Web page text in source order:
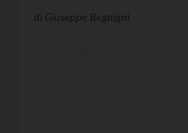
di Giuseppe Begnigni